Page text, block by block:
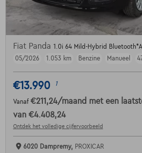
Fiat Panda 1.0i 64 Mild-Hybrid
05/2026
1.053 km Benzine Manueel
€13.990 1
Vanaf €211,24/maand met een
van €4.408,24
Ontdek het volledige cijfervoorbeeld
6020 Dampremy, PROXICAR